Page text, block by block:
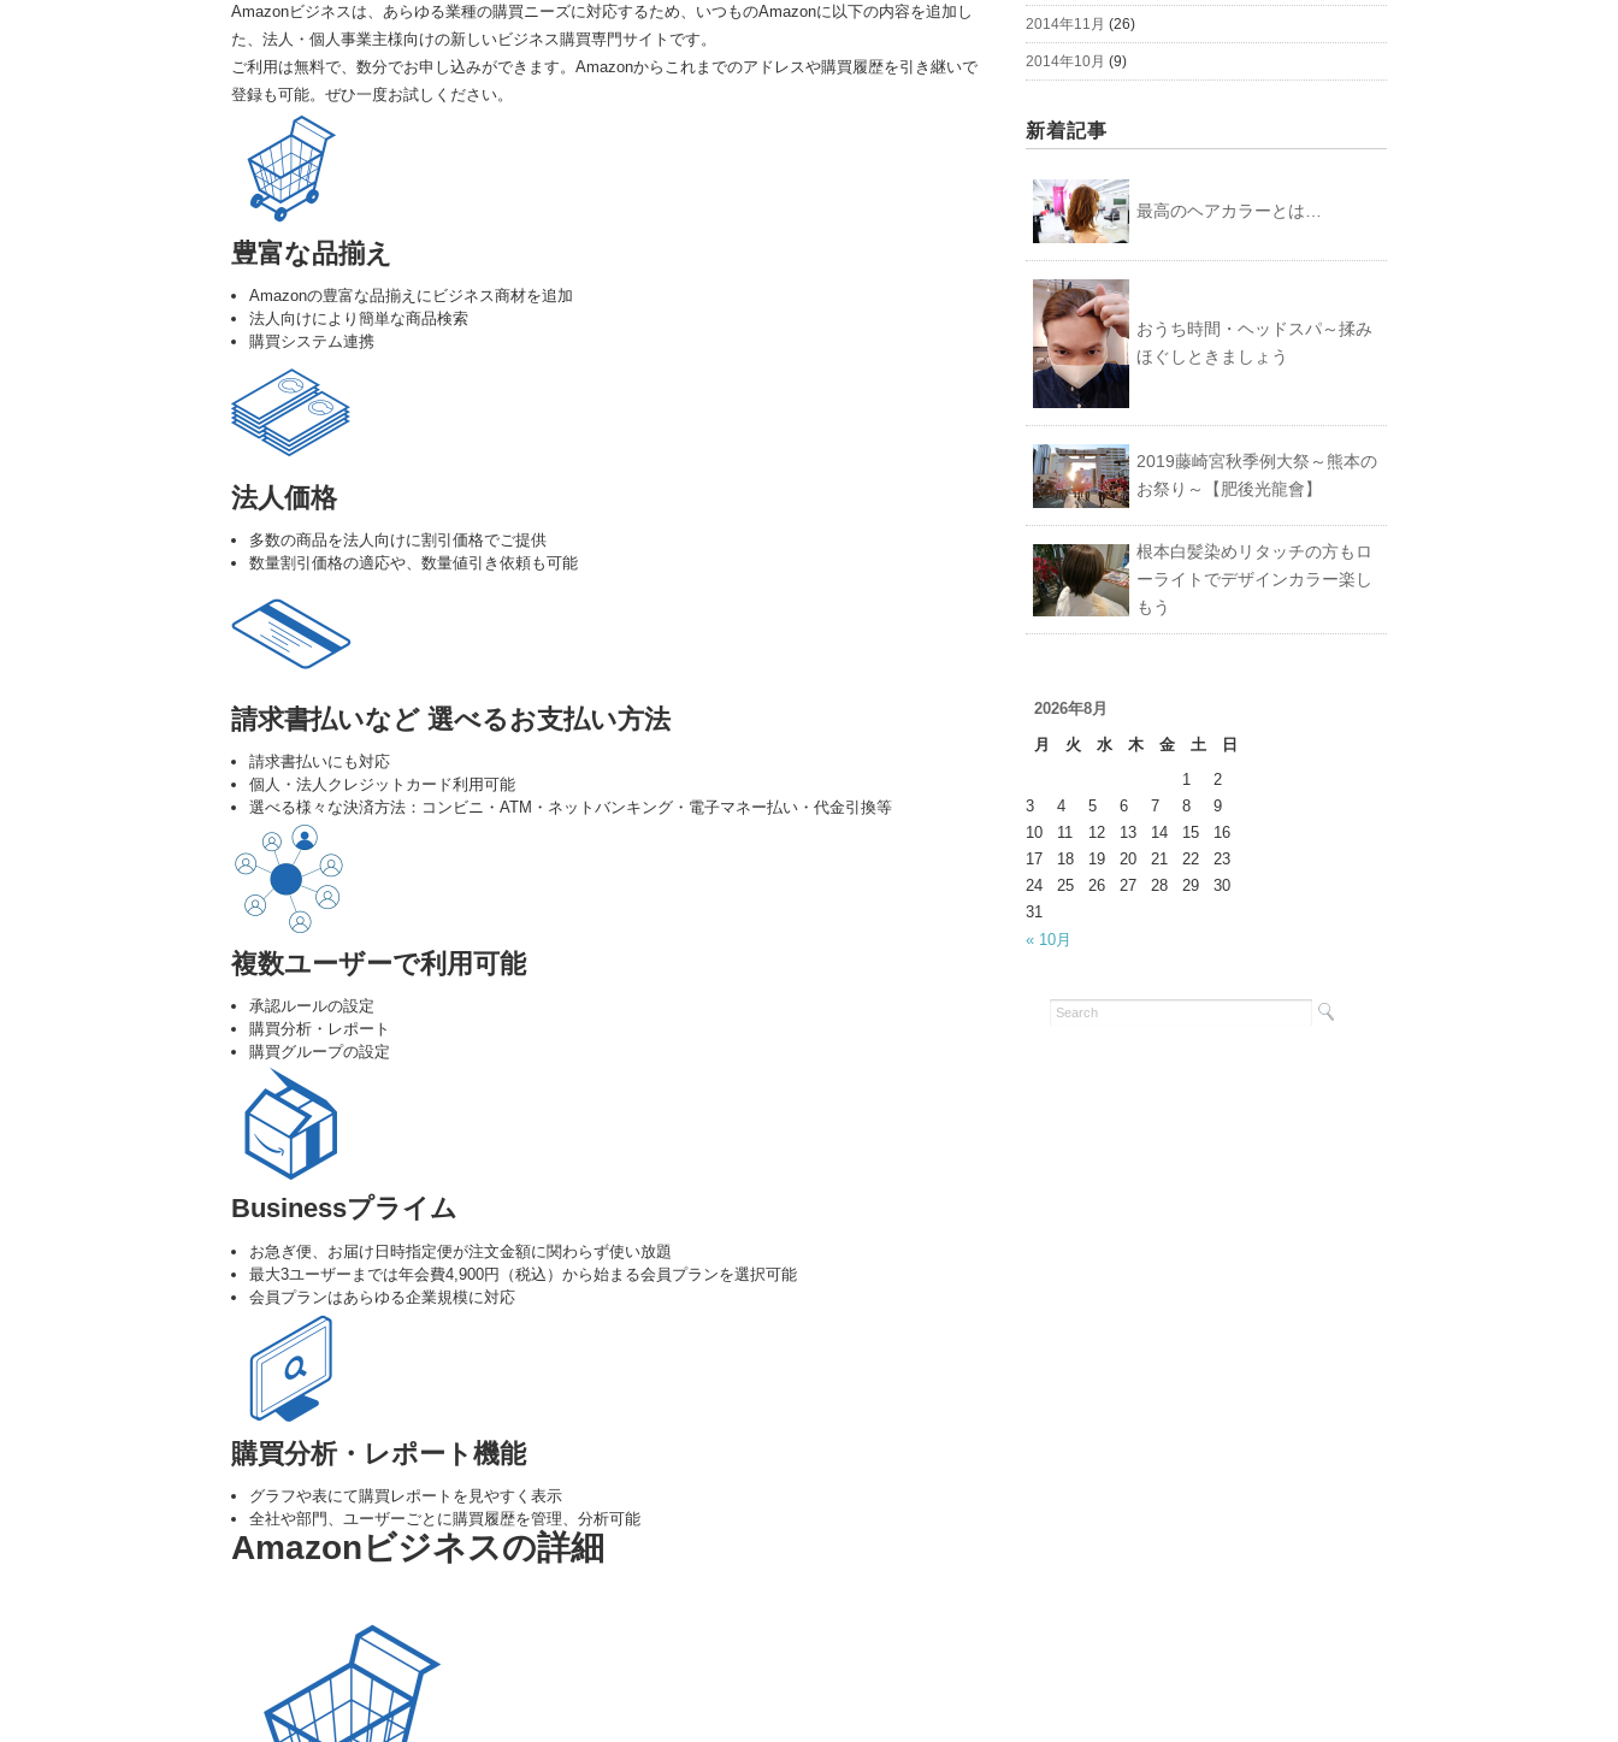
Amazonビジネスは、あらゆる業種の購買ニーズに対応するため、いつものAmazonに以下の内容を追加し
た、法人・個人事業主様向けの新しいビジネス購買専門サイトです。
ご利用は無料で、数分でお申し込みができます。Amazonからこれまでのアドレスや購買履歴を引き継いで
登録も可能。ぜひ一度お試しください。
豊富な品揃え
Amazonの豊富な品揃えにビジネス商材を追加
法人向けにより簡単な商品検索
購買システム連携
法人価格
多数の商品を法人向けに割引価格でご提供
数量割引価格の適応や、数量値引き依頼も可能
請求書払いなど 選べるお支払い方法
請求書払いにも対応
個人・法人クレジットカード利用可能
選べる様々な決済方法：コンビニ・ATM・ネットバンキング・電子マネー払い・代金引換等
複数ユーザーで利用可能
承認ルールの設定
購買分析・レポート
購買グループの設定
Businessプライム
お急ぎ便、お届け日時指定便が注文金額に関わらず使い放題
最大3ユーザーまでは年会費4,900円（税込）から始まる会員プランを選択可能
会員プランはあらゆる企業規模に対応
購買分析・レポート機能
グラフや表にて購買レポートを見やすく表示
全社や部門、ユーザーごとに購買履歴を管理、分析可能
Amazonビジネスの詳細
2014年11月 (26)
2014年10月 (9)
新着記事
最高のヘアカラーとは…
おうち時間・ヘッドスパ～揉み
ほぐしときましょう
2019藤崎宮秋季例大祭～熊本の
お祭り～【肥後光龍會】
根本白髪染めリタッチの方もロ
ーライトでデザインカラー楽し
もう
2026年8月
月
火 水 木 金 土
日
1
2
3
4 5 6 7 8
9
10
11 12 13 14 15
16
17
18 19 20 21 22
23
24
25 26 27 28 29
30
31
« 10月